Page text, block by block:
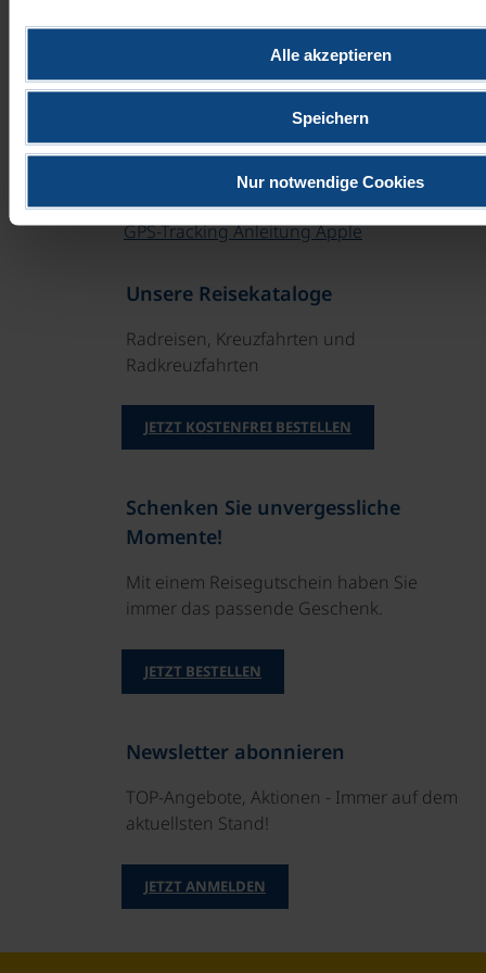
Alle akzeptieren
Speichern
Nur notwendige Cookies
Anleitungen zur Standort-Aktivierung
auf Ihrem Smartphone
Hier finden Sie detaillierte Erklärungen, wie Sie den
Standort auf Ihrem Smartphone aktivieren können:
GPS-Tracking Anleitung Android
GPS-Tracking Anleitung Apple
Unsere Reisekataloge
Radreisen, Kreuzfahrten und
Radkreuzfahrten
JETZT KOSTENFREI BESTELLEN
Schenken Sie unvergessliche
Momente!
Mit einem Reisegutschein haben Sie
immer das passende Geschenk.
JETZT BESTELLEN
Newsletter abonnieren
TOP-Angebote, Aktionen - Immer auf dem
aktuellsten Stand!
JETZT ANMELDEN